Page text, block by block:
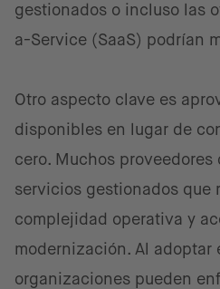
gestionados o incluso las
a-Service (SaaS) podrían
Otro aspecto clave es
disponibles en lugar de
cero. Muchos proveedores
servicios gestionados que
complejidad operativa y
modernización. Al adoptar
organizaciones pueden